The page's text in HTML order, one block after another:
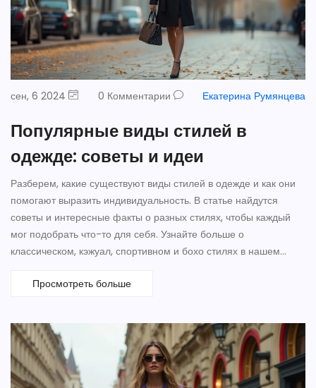
сен, 6 2024 0 Комментарии Екатерина Румянцева
Популярные виды стилей в
одежде: советы и идеи
Разберем, какие существуют виды стилей в одежде и как они
помогают выразить индивидуальность. В статье найдутся
советы и интересные факты о разных стилях, чтобы каждый
мог подобрать что-то для себя. Узнайте больше о
классическом, кэжуал, спортивном и бохо стилях в нашем
Просмотреть больше